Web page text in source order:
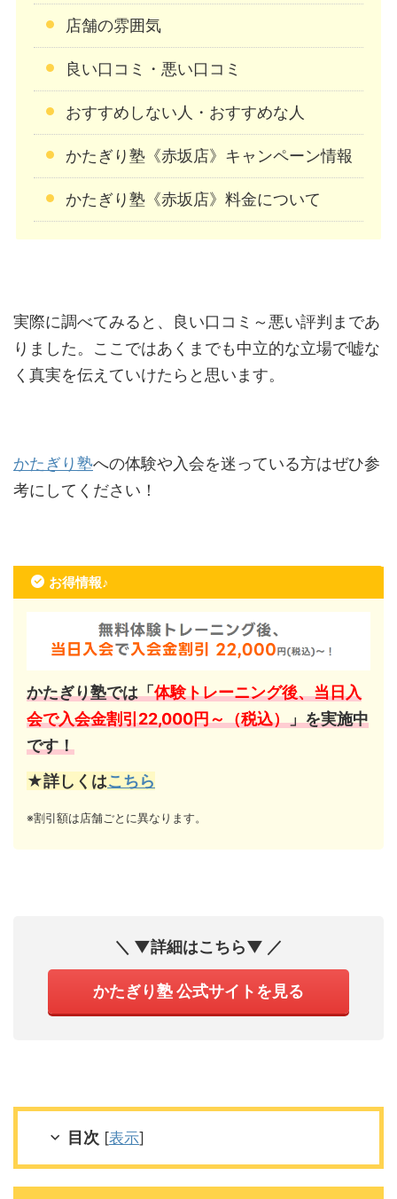
店舗の雰囲気
良い口コミ・悪い口コミ
おすすめしない人・おすすめな人
かたぎり塾《赤坂店》キャンペーン情報
かたぎり塾《赤坂店》料金について
実際に調べてみると、良い口コミ～悪い評判まであ
りました。ここではあくまでも中立的な立場で嘘な
く真実を伝えていけたらと思います。
かたぎり塾への体験や入会を迷っている方はぜひ参
考にしてください！
お得情報♪
かたぎり塾では「体験トレーニング後、当日入
会で入会金割引22,000円～（税込）」を実施中
です！
★詳しくはこちら
※割引額は店舗ごとに異なります。
＼ ▼詳細はこちら▼ ／
かたぎり塾 公式サイトを見る
目次 [表示]